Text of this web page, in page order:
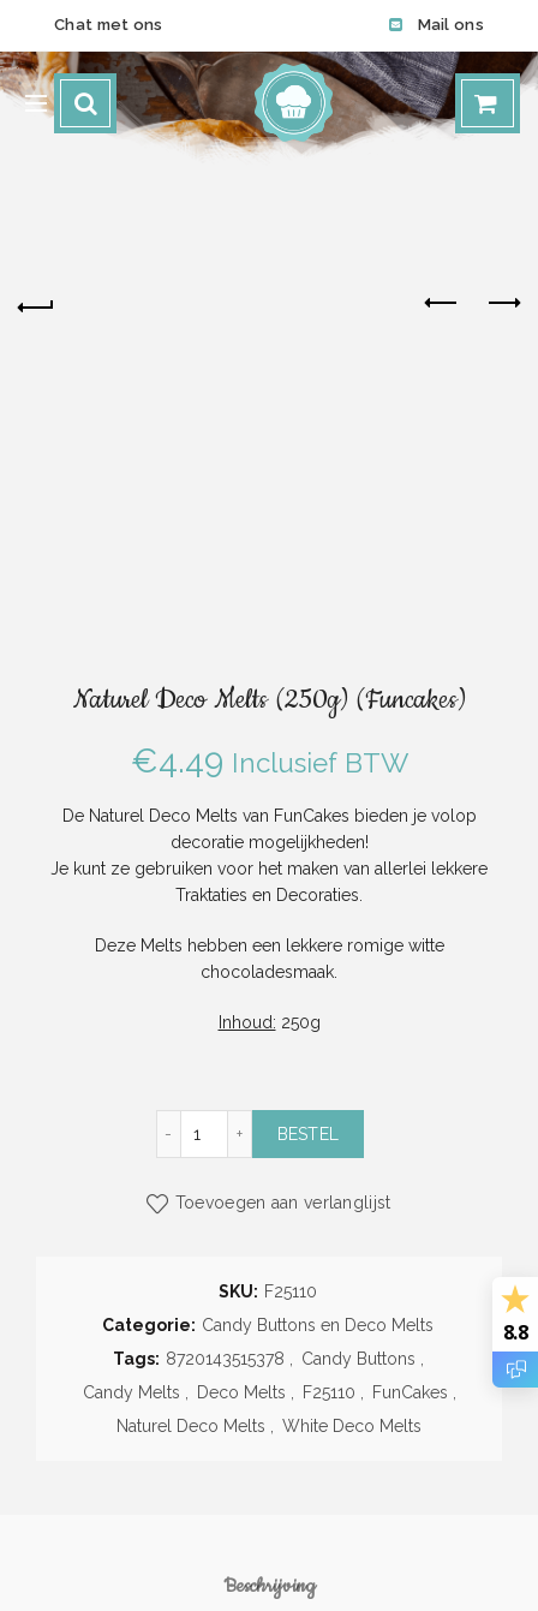
Chat met ons Mail ons
Naturel Deco Melts (250g) (Funcakes)
€4.49 Inclusief BTW
De Naturel Deco Melts van FunCakes bieden je volop
decoratie mogelijkheden!
Je kunt ze gebruiken voor het maken van allerlei lekkere
Traktaties en Decoraties.
Deze Melts hebben een lekkere romige witte
chocoladesmaak.
Inhoud: 250g
BESTEL
Toevoegen aan verlanglijst
SKU: F25110
Categorie: Candy Buttons en Deco Melts
Tags: 8720143515378 Candy Buttons
Candy Melts
Deco Melts F25110 FunCakes
Naturel Deco Melts
White Deco Melts
Beschrijving
8.8